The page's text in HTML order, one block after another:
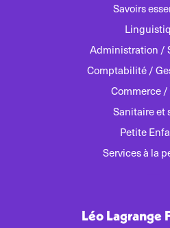
Savoirs
Administration /
Comptabilité /
Commerce /
Sanitaire et
Petite
Services à la
Léo Lagrange